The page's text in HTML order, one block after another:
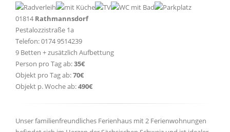
01814 Rathmannsdorf
Pestalozzistraße 1a
Telefon: 0174 9514239
9 Betten + zusätzlich Aufbettung
Person pro Tag ab:35€
Objekt pro Tag ab:70€
Objekt p. Woche ab:490€
Unser familienfreundliches Ferienhaus mit 2 Ferienwohnungen